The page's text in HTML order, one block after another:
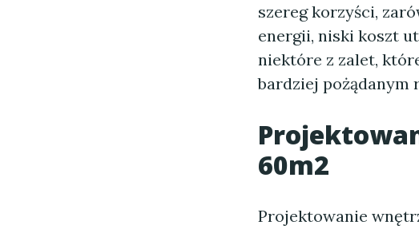
szereg korzyści,
energii, niski koszt
niektóre z zalet,
bardziej pożądanym
60m2
Projektowanie